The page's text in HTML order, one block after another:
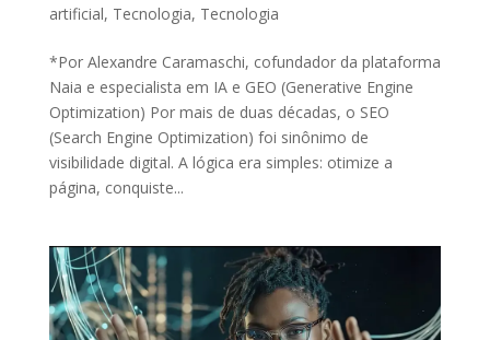
nto do
de
Gestão de
Ativos no
Brasil –
Receba o Seu
Gratuitamente
artificial, Tecnologia, Tecnologia
*Por Alexandre Caramaschi, cofundador da plataforma
Naia e especialista em IA e GEO (Generative Engine
Optimization) Por mais de duas décadas, o SEO
(Search Engine Optimization) foi sinônimo de
visibilidade digital. A lógica era simples: otimize a
página, conquiste...